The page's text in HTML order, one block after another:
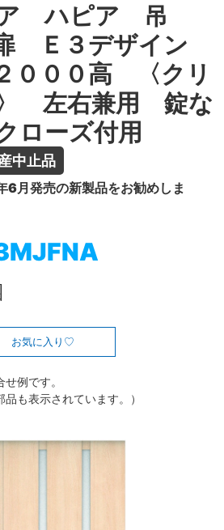
ア ハピア 吊
Ｅ３デザイン
０００高 〈クリ
左右兼用 錠な
ローズ付用
中止品
月発売の新製品をお勧めしま
お気に入り
例です。
品も表示されています。）